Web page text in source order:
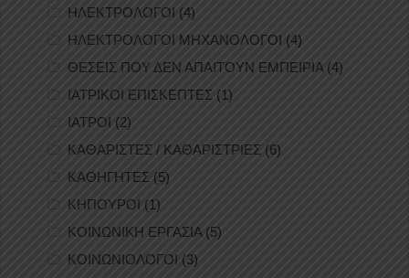
ΗΛΕΚΤΡΟΛΟΓΟΙ (4)
ΗΛΕΚΤΡΟΛΟΓΟΙ ΜΗΧΑΝΟΛΟΓΟΙ (4)
ΘΕΣΕΙΣ ΠΟΥ ΔΕΝ ΑΠΑΙΤΟΥΝ ΕΜΠΕΙΡΙΑ (4)
ΙΑΤΡΙΚΟΙ ΕΠΙΣΚΕΠΤΕΣ (1)
ΙΑΤΡΟΙ (2)
ΚΑΘΑΡΙΣΤΕΣ / ΚΑΘΑΡΙΣΤΡΙΕΣ (6)
ΚΑΘΗΓΗΤΕΣ (5)
ΚΗΠΟΥΡΟΙ (1)
ΚΟΙΝΩΝΙΚΗ ΕΡΓΑΣΙΑ(5)
ΚΟΙΝΩΝΙΟΛΟΓΟΙ (3)